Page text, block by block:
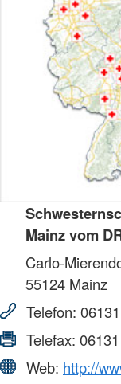
Mainz vom
Carlo-
55124 Mainz
Telefon:
Telefax:
Web: http://